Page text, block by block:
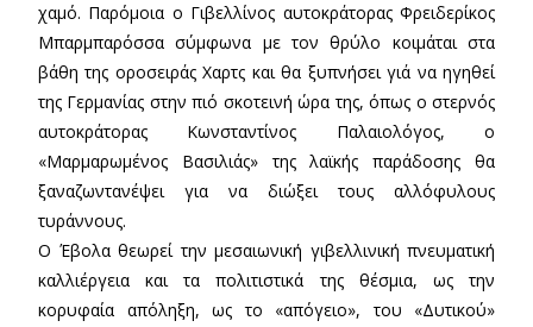
χαμό. Παρόμοια ο Γιβελλίνος αυτοκράτορας Φρειδερίκος
Μπαρμπαρόσσα σύμφωνα με τον θρύλο κοιμάται στα
βάθη της οροσειράς Χαρτς και θα ξυπνήσει γιά να ηγηθεί
της Γερμανίας στην πιό σκοτεινή ώρα της, όπως ο στερνός
αυτοκράτορας Κωνσταντίνος Παλαιολόγος, ο
«Μαρμαρωμένος Βασιλιάς» της λαϊκής παράδοσης θα
ξαναζωντανέψει για να διώξει τους αλλόφυλους
τυράννους.
Ο Έβολα θεωρεί την μεσαιωνική γιβελλινική πνευματική
καλλιέργεια και τα πολιτιστικά της θέσμια, ως την
κορυφαία απόληξη, ως το «απόγειο», του «Δυτικού»